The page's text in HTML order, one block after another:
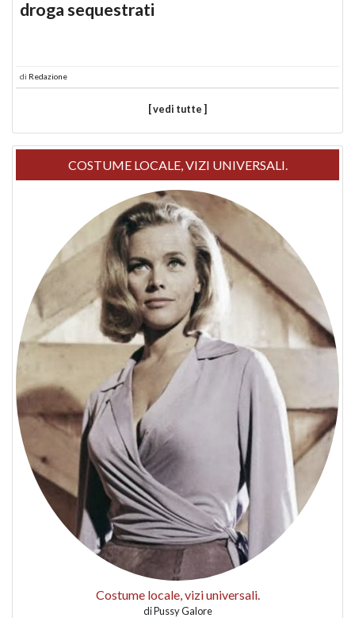
droga sequestrati
di Redazione
[ vedi tutte ]
COSTUME LOCALE, VIZI UNIVERSALI.
Costume locale, vizi universali.
diPussy Galore